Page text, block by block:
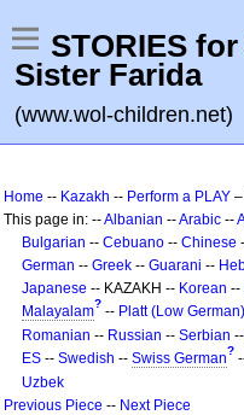
STORIES for
Sister Farida
(www.wol-children.net)
Home -- Kazakh -- Perform a PLAY
This page in: --Albanian --Arabic --
Bulgarian -- Cebuano -- Chinese
German -- Greek -- Guarani --
Japanese -- KAZAKH -- Korean --
Malayalam? -- Platt (Low German)
Romanian -- Russian -- Serbian --
ES -- Swedish -- Swiss German?
Uzbek
Previous Piece -- Next Piece